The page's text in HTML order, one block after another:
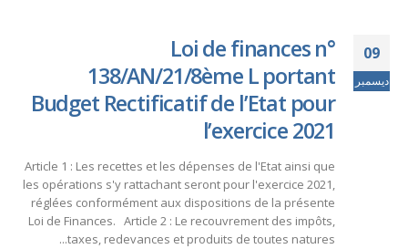
09
ديسمبر
Loi de finances n°
138/AN/21/8ème L portant
Budget Rectificatif de l’Etat pour
l’exercice 2021
Article 1 : Les recettes et les dépenses de l'Etat ainsi que
les opérations s'y rattachant seront pour l'exercice 2021,
réglées conformément aux dispositions de la présente
Loi de Finances. Article 2 : Le recouvrement des impôts,
taxes, redevances et produits de toutes natures...